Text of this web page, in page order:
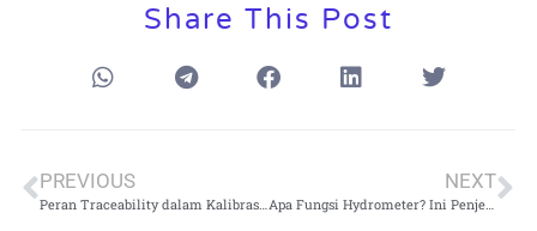
Share This Post
PREVIOUS NEXT
Apa Fungsi Hydrometer? Ini Penjelasan dan Contoh Penerapannya